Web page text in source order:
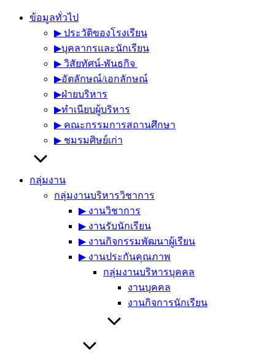
ข้อมูลทั่วไป
▶︎ ประวัติของโรงเรียน
▶︎บุคลากรและนักเรียน
▶︎ วิสัยทัศน์-พันธกิจ
▶︎อัตลักษณ์/เอกลักษณ์
▶︎ฝ่ายบริหาร
▶︎ทำเนียบผู้บริหาร
▶︎ คณะกรรมการสถานศึกษา
▶︎ ชมรมศิษย์เก่า
กลุ่มงาน
กลุ่มงานบริหารวิชาการ
▶︎ งานวิชาการ
▶︎ งานรับนักเรียน
▶︎ งานกิจกรรมพัฒนาผู้เรียน
▶︎ งานประกันคุณภาพ
กลุ่มงานบริหารบุคคล
งานบุคคล
งานกิจการนักเรียน